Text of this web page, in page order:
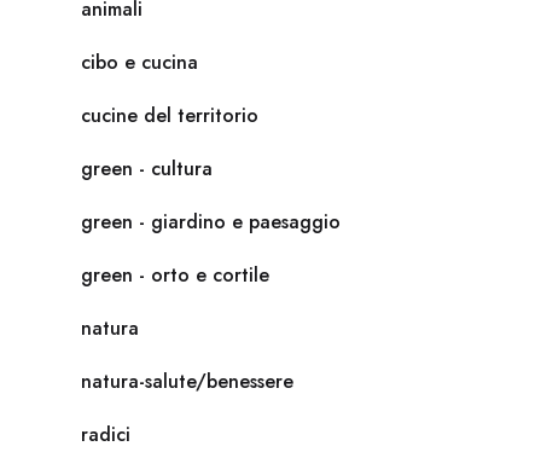
animali
cibo e cucina
cucine del territorio
green - cultura
green - giardino e paesaggio
green - orto e cortile
natura
natura-salute/benessere
radici